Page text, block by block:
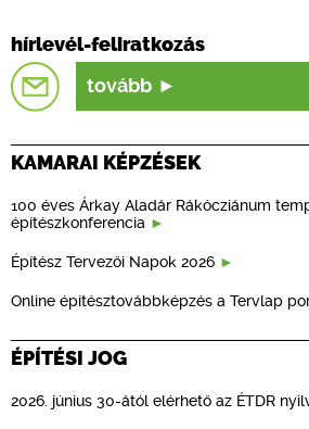
hírlevél-feliratkozás
tovább
KAMARAI KÉPZÉSEK
100 éves Árkay Aladár Rákócziánum
építészkonferencia
Építész Tervezői Napok 2026
Online építésztovábbképzés a Tervlap
ÉPÍTÉSI JOG
2026. június 30-ától elérhető az ÉTDR